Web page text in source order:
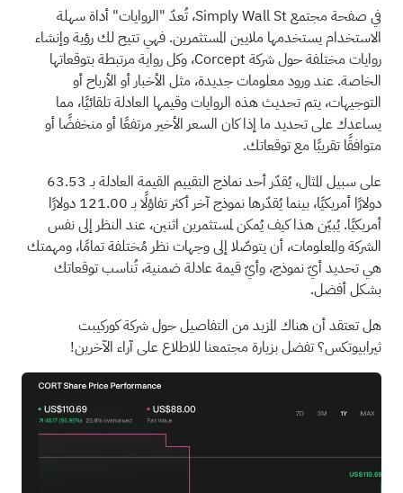
في صفحة مجتمع Simply Wall St، تُعدّ "الروايات" أداة سهلة
الاستخدام يستخدمها ملايين المستثمرين. فهي تتيح لك رؤية وإنشاء
روايات مختلفة حول شركة Corcept، وكل رواية مرتبطة بتوقعاتها
الخاصة. عند ورود معلومات جديدة، مثل الأخبار أو الأرباح أو
التوجيهات، يتم تحديث هذه الروايات وقيمها العادلة تلقائيًا، مما
يساعدك على تحديد ما إذا كان السعر الأخير مرتفعًا أو منخفضًا أو
متوافقًا تقريبًا مع توقعاتك.
على سبيل المثال، يُقدّر أحد نماذج التقييم القيمة العادلة بـ 63.53
دولارًا أمريكيًا، بينما يُقدّرها نموذج آخر أكثر تفاؤلًا بـ 121.00 دولارًا
أمريكيًا. يُبيّن هذا كيف يُمكن لمستثمرين اثنين، عند النظر إلى نفس
الشركة والمعلومات، أن يتوصّلا إلى وجهات نظر مُختلفة تمامًا، ومهمتك
هي تحديد أيّ نموذج، وأيّ قيمة عادلة ضمنية، تُناسب توقعاتك
بشكل أفضل.
هل تعتقد أن هناك المزيد من التفاصيل حول شركة كوركيبت
ثيرابيوتكس؟تفضل بزيارة مجتمعنا للاطلاع على آراء الآخرين!